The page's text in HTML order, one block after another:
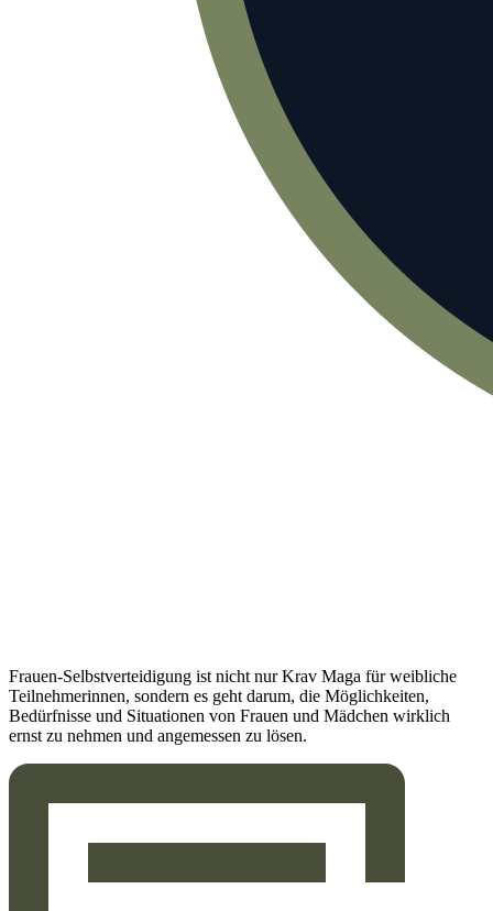
Frauen-Selbstverteidigung ist nicht nur Krav Maga für weibliche
Teilnehmerinnen, sondern es geht darum, die Möglichkeiten,
Bedürfnisse und Situationen von Frauen und Mädchen wirklich
ernst zu nehmen und angemessen zu lösen.